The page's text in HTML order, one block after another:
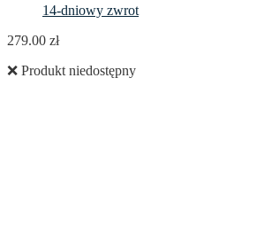
14-dniowy zwrot
279.00 zł
❌ Produkt niedostępny